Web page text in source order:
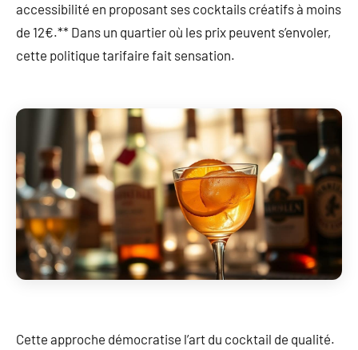
accessibilité en proposant ses cocktails créatifs à moins
de 12€.** Dans un quartier où les prix peuvent s’envoler,
cette politique tarifaire fait sensation.
Cette approche démocratise l’art du cocktail de qualité.